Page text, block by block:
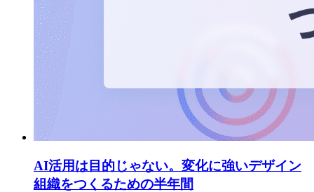
AI活用は目的じゃない。変化に強いデザイン
組織をつくるための半年間